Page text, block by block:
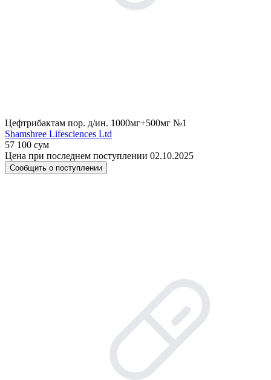
Цефтрибактам пор. д/ин. 1000мг+500мг №1
Shamshree Lifesciences Ltd
57 100 сум
Цена при последнем поступлении 02.10.2025
Сообщить о поступлении